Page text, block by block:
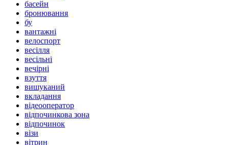
басейн
бронювання
бу
вантажні
велоспорт
весілля
весільні
вечірні
взуття
вишуканий
вкладання
відеооператор
відпочинкова зона
відпочинок
візи
вітрин